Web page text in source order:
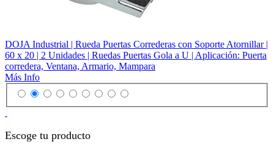
DOJA Industrial | Rueda Puertas Correderas con Soporte Atornillar |
60 x 20 | 2 Unidades | Ruedas Puertas Gola a U | Aplicación: Puerta
corredera, Ventana, Armario, Mampara
Más Info
Escoge tu producto